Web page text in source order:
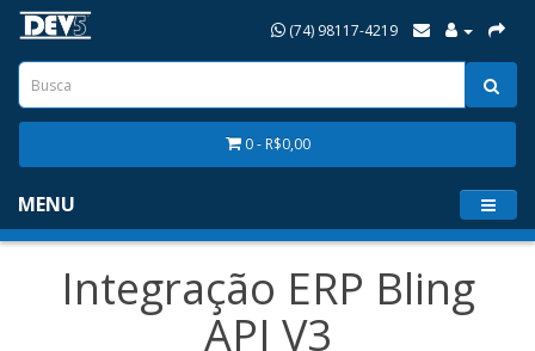
(74) 98117-4219
0 - R$0,00
MENU
Integração ERP Bling
API V3